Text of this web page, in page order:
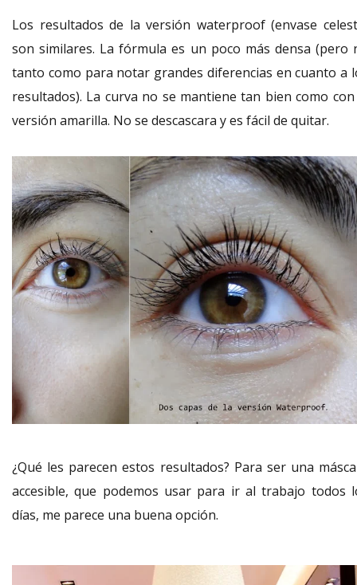
Los resultados de la versión waterproof (envase
son similares. La fórmula es un poco más densa (pero
tanto como para notar grandes diferencias en cuanto a
resultados). La curva no se mantiene tan bien como
versión amarilla. No se descascara y es fácil de quitar.
¿Qué les parecen estos resultados? Para ser una
accesible, que podemos usar para ir al trabajo todos
días, me parece una buena opción.